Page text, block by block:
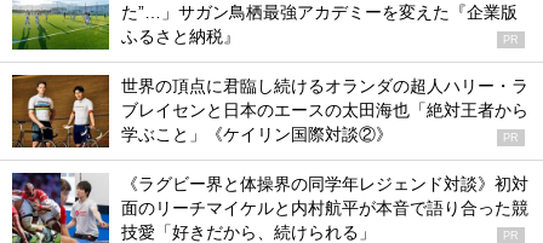
た”…」サガン鳥栖最強アカデミーを変えた『企業版
ふるさと納税』
PR
世界の頂点に君臨し続けるオランダの超人ハリー・ラ
ブレイセンと日本のエースの太田海也「絶対王者から
学ぶこと」《ケイリン国際対談②》
PR
《ラグビー界と体操界の同学年レジェンド対談》初対
面のリーチマイケルと内村航平が本音で語り合った競
技愛「好きだから、続けられる」
PR